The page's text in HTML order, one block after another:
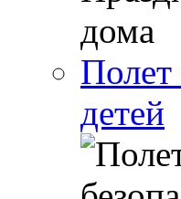
Полет
детей